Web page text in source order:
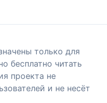
только для
бесплатно читать
проекта не
и не несёт